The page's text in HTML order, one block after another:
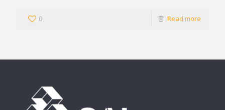
0 Read more